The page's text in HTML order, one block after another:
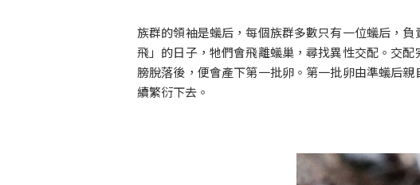
族群的領袖是蟻后，每個族群多數只有一位蟻后，
飛」的日子，牠們會飛離蟻巢，尋找異性交配。交
膀脫落後，便會產下第一批卵。第一批卵由準蟻后
續繁衍下去。